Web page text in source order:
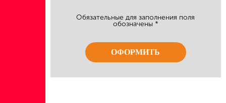
Обязательные для заполнения поля
обозначены *
ОФОРМИТЬ